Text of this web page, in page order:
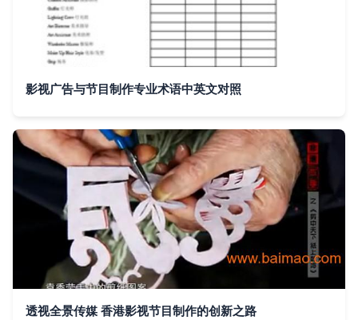
影视广告与节目制作专业术语中英文对照
透视全景传媒 香港影视节目制作的创新之路